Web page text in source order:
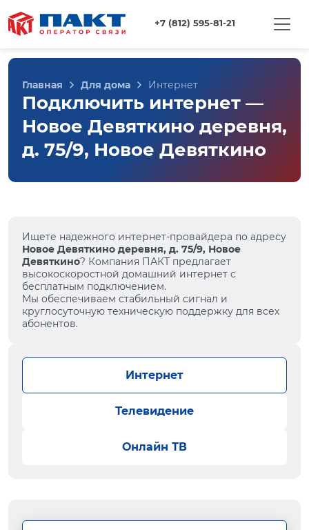
+7 (812) 595-81-21
Главная Для дома Интернет
Подключить интернет —
Новое Девяткино деревня,
д. 75/9, Новое Девяткино
Ищете надежного интернет-провайдера по адресу
Новое Девяткино деревня, д. 75/9, Новое
Девяткино? Компания ПАКТ предлагает
высокоскоростной домашний интернет с
бесплатным подключением.
Мы обеспечиваем стабильный сигнал и
круглосуточную техническую поддержку для всех
абонентов.
Интернет
Телевидение
Онлайн ТВ